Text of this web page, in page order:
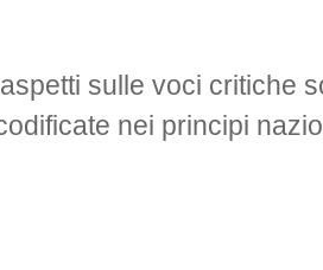
sulle voci critiche
nei principi